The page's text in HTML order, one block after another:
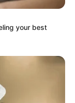
your best